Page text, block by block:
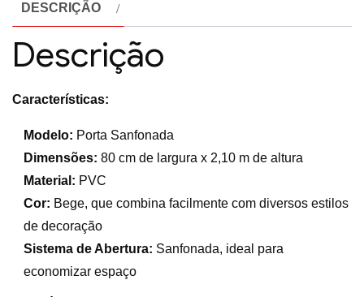
DESCRIÇÃO
Descrição
Características:
Modelo: Porta Sanfonada
Dimensões: 80 cm de largura x 2,10 m de altura
Material: PVC
Cor: Bege, que combina facilmente com diversos estilos
de decoração
Sistema de Abertura: Sanfonada, ideal para
economizar espaço